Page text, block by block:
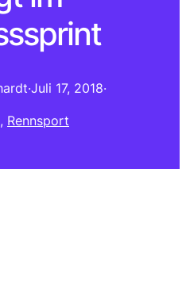
·Juli 17, 2018·
, Rennsport